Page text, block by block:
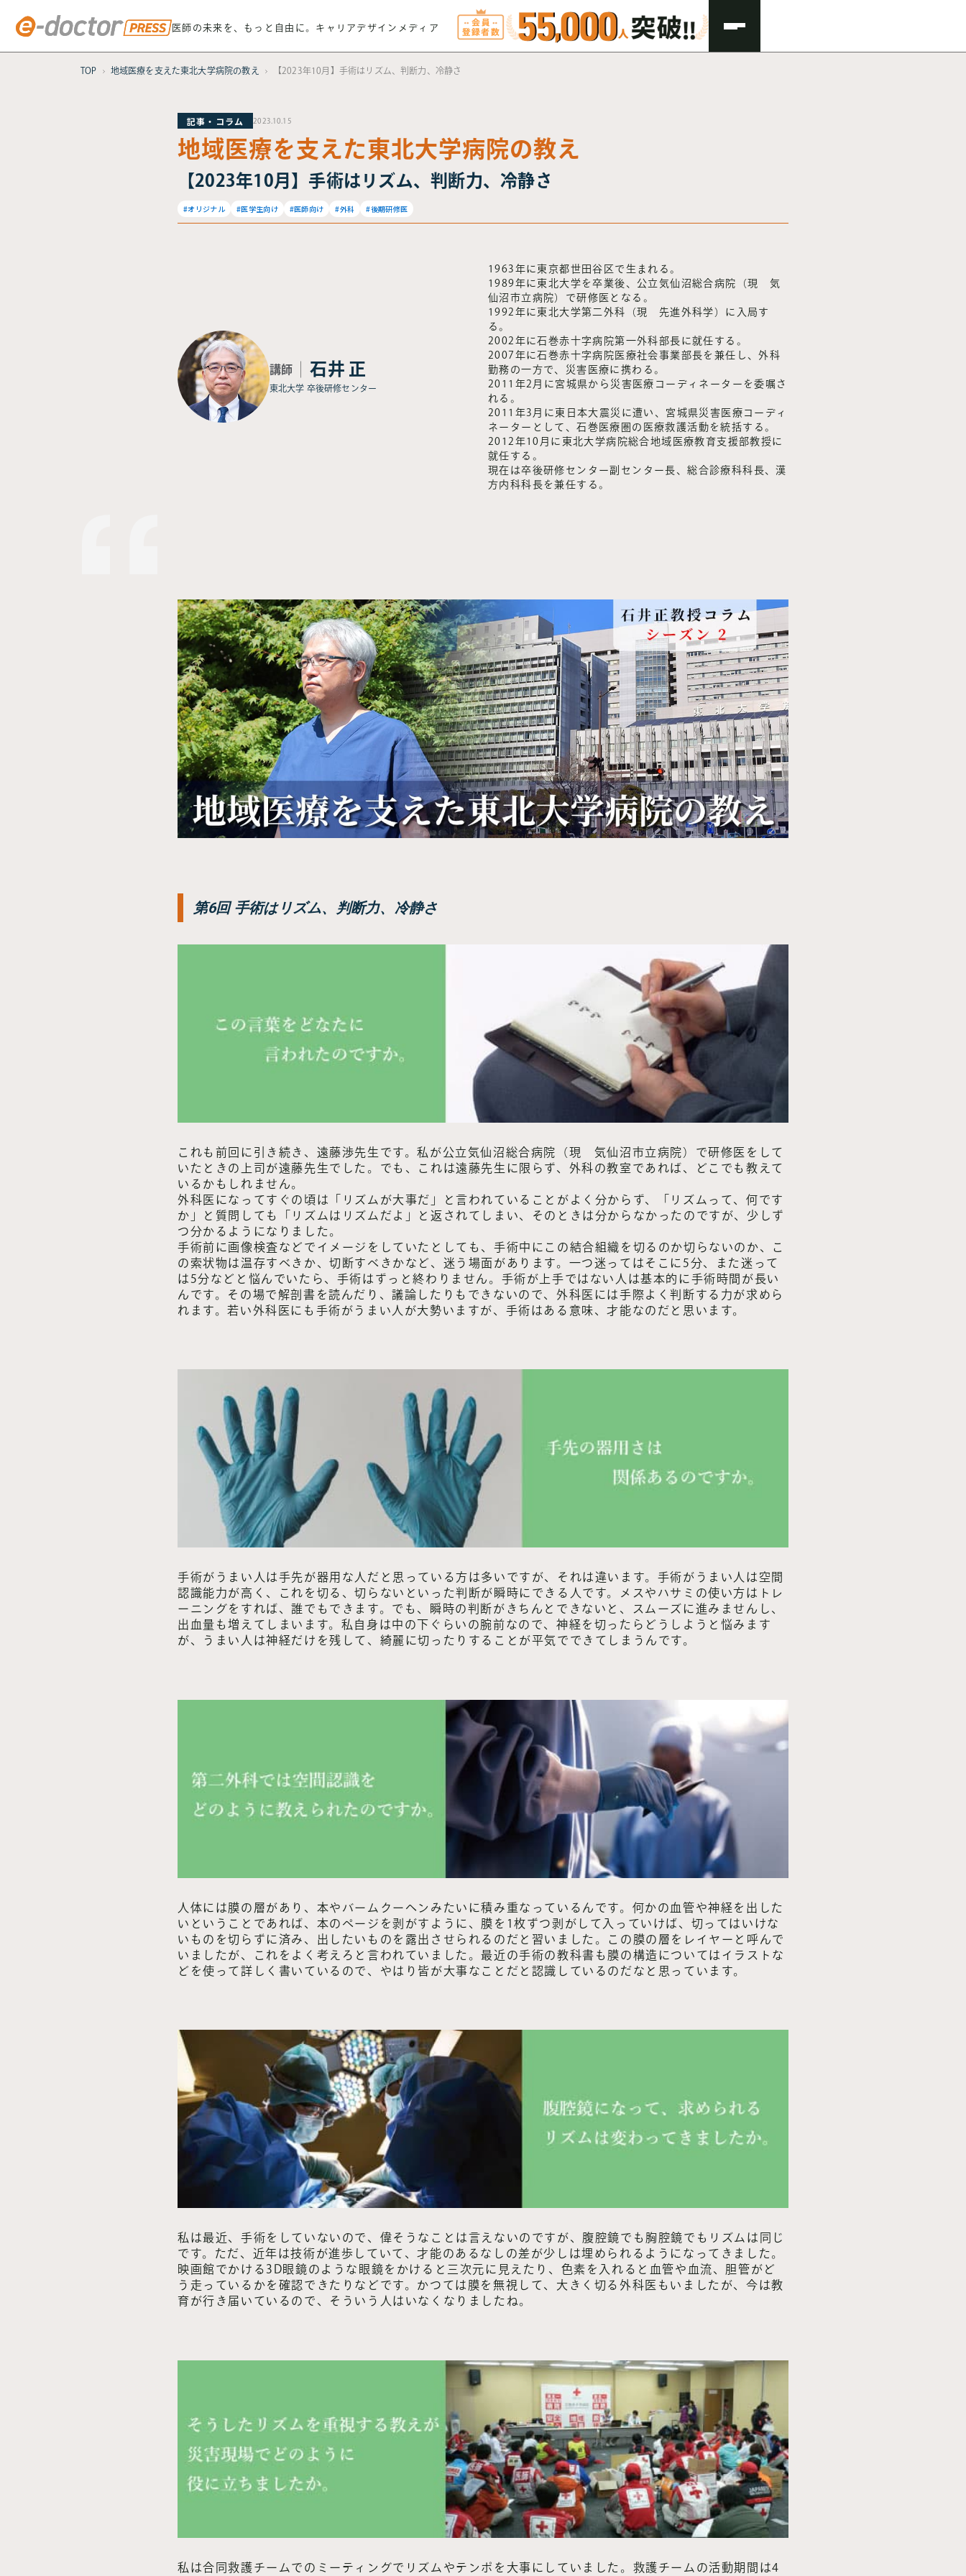
医師の未来を、もっと自由に。 キャリアデザインメディア
TOP 地域医療を支えた東北大学病院の教え 【2023年10月】手術はリズム、判断力、冷静さ
記事・コラム 2023.10.15
地域医療を支えた東北大学病院の教え
【2023年10月】手術はリズム、判断力、冷静さ
#オリジナル #医学生向け #医師向け #外科 #後期研修医
講師 石井 正
東北大学 卒後研修センター
1963年に東京都世田谷区で生まれる。
1989年に東北大学を卒業後、公立気仙沼総合病院（現 気
仙沼市立病院）で研修医となる。
1992年に東北大学第二外科（現 先進外科学）に入局す
る。
2002年に石巻赤十字病院第一外科部長に就任する。
2007年に石巻赤十字病院医療社会事業部長を兼任し、外科
勤務の一方で、災害医療に携わる。
2011年2月に宮城県から災害医療コーディネーターを委嘱さ
れる。
2011年3月に東日本大震災に遭い、宮城県災害医療コーディ
ネーターとして、石巻医療圏の医療救護活動を統括する。
2012年10月に東北大学病院総合地域医療教育支援部教授に
就任する。
現在は卒後研修センター副センター長、総合診療科科長、漢
方内科科長を兼任する。
第6回 手術はリズム、判断力、冷静さ
これも前回に引き続き、遠藤渉先生です。私が公立気仙沼総合病院（現 気仙沼市立病院）で研修医をして
いたときの上司が遠藤先生でした。でも、これは遠藤先生に限らず、外科の教室であれば、どこでも教えて
いるかもしれません。
外科医になってすぐの頃は「リズムが大事だ」と言われていることがよく分からず、「リズムって、何です
か」と質問しても「リズムはリズムだよ」と返されてしまい、そのときは分からなかったのですが、少しず
つ分かるようになりました。
手術前に画像検査などでイメージをしていたとしても、手術中にこの結合組織を切るのか切らないのか、こ
の索状物は温存すべきか、切断すべきかなど、迷う場面があります。一つ迷ってはそこに5分、また迷って
は5分などと悩んでいたら、手術はずっと終わりません。手術が上手ではない人は基本的に手術時間が長い
んです。その場で解剖書を読んだり、議論したりもできないので、外科医には手際よく判断する力が求めら
れます。若い外科医にも手術がうまい人が大勢いますが、手術はある意味、才能なのだと思います。
手術がうまい人は手先が器用な人だと思っている方は多いですが、それは違います。手術がうまい人は空間
認識能力が高く、これを切る、切らないといった判断が瞬時にできる人です。メスやハサミの使い方はトレ
ーニングをすれば、誰でもできます。でも、瞬時の判断がきちんとできないと、スムーズに進みませんし、
出血量も増えてしまいます。私自身は中の下ぐらいの腕前なので、神経を切ったらどうしようと悩みます
が、うまい人は神経だけを残して、綺麗に切ったりすることが平気でできてしまうんです。
人体には膜の層があり、本やバームクーヘンみたいに積み重なっているんです。何かの血管や神経を出した
いということであれば、本のページを剥がすように、膜を1枚ずつ剥がして入っていけば、切ってはいけな
いものを切らずに済み、出したいものを露出させられるのだと習いました。この膜の層をレイヤーと呼んで
いましたが、これをよく考えろと言われていました。最近の手術の教科書も膜の構造についてはイラストな
どを使って詳しく書いているので、やはり皆が大事なことだと認識しているのだなと思っています。
私は最近、手術をしていないので、偉そうなことは言えないのですが、腹腔鏡でも胸腔鏡でもリズムは同じ
です。ただ、近年は技術が進歩していて、才能のあるなしの差が少しは埋められるようになってきました。
映画館でかける3D眼鏡のような眼鏡をかけると三次元に見えたり、色素を入れると血管や血流、胆管がど
う走っているかを確認できたりなどです。かつては膜を無視して、大きく切る外科医もいましたが、今は教
育が行き届いているので、そういう人はいなくなりましたね。
私は合同救護チームでのミーティングでリズムやテンポを大事にしていました。救護チームの活動期間は4